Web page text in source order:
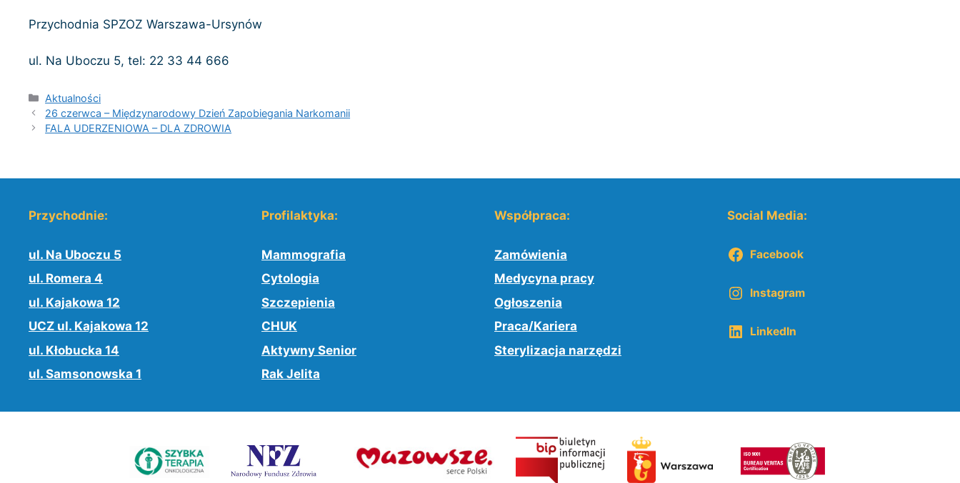
Przychodnia SPZOZ Warszawa-Ursynów
ul. Na Uboczu 5, tel: 22 33 44 666
Kategorie
Aktualności
26 czerwca – Międzynarodowy Dzień Zapobiegania Narkomanii
FALA UDERZENIOWA – DLA ZDROWIA
Przychodnie:
ul. Na Uboczu 5
ul. Romera 4
ul. Kajakowa 12
UCZ ul. Kajakowa 12
ul. Kłobucka 14
ul. Samsonowska 1
Profilaktyka:
Mammografia
Cytologia
Szczepienia
CHUK
Aktywny Senior
Rak Jelita
Współpraca:
Zamówienia
Medycyna pracy
Ogłoszenia
Praca/Kariera
Sterylizacja narzędzi
Social Media:
Facebook
Instagram
LinkedIn